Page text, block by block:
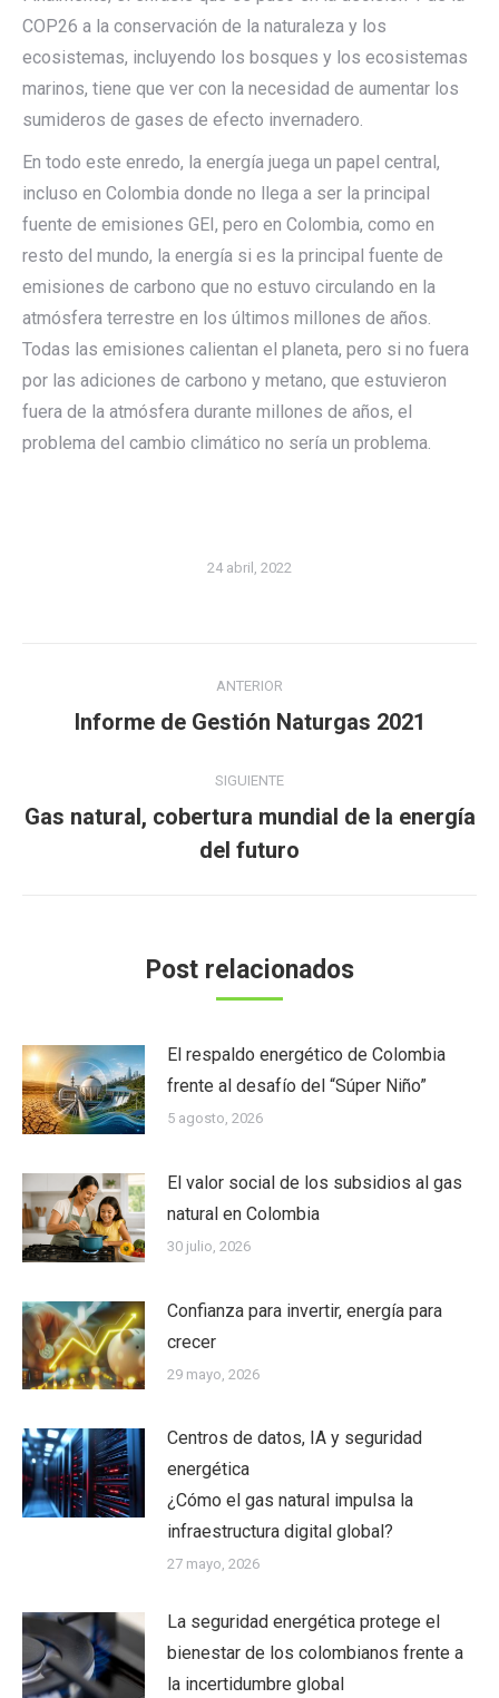
COP26 a la conservación de la naturaleza y los
ecosistemas, incluyendo los bosques y los ecosistemas
marinos, tiene que ver con la necesidad de aumentar los
sumideros de gases de efecto invernadero.
En todo este enredo, la energía juega un papel central,
incluso en Colombia donde no llega a ser la principal
fuente de emisiones GEI, pero en Colombia, como en
resto del mundo, la energía si es la principal fuente de
emisiones de carbono que no estuvo circulando en la
atmósfera terrestre en los últimos millones de años.
Todas las emisiones calientan el planeta, pero si no fuera
por las adiciones de carbono y metano, que estuvieron
fuera de la atmósfera durante millones de años, el
problema del cambio climático no sería un problema.
24 abril, 2022
entre
ANTERIOR
Publicación
Informe de Gestión Naturgas 2021
SIGUIENTE
Publicación
siguiente:
Gas natural, cobertura mundial de la energía
del futuro
Post relacionados
El respaldo energético de Colombia
frente al desafío del “Súper Niño”
5 agosto, 2026
El valor social de los subsidios al gas
natural en Colombia
30 julio, 2026
Confianza para invertir, energía para
crecer
29 mayo, 2026
Centros de datos, IA y seguridad
energética
¿Cómo el gas natural impulsa la
infraestructura digital global?
27 mayo, 2026
La seguridad energética protege el
bienestar de los colombianos frente a
la incertidumbre global